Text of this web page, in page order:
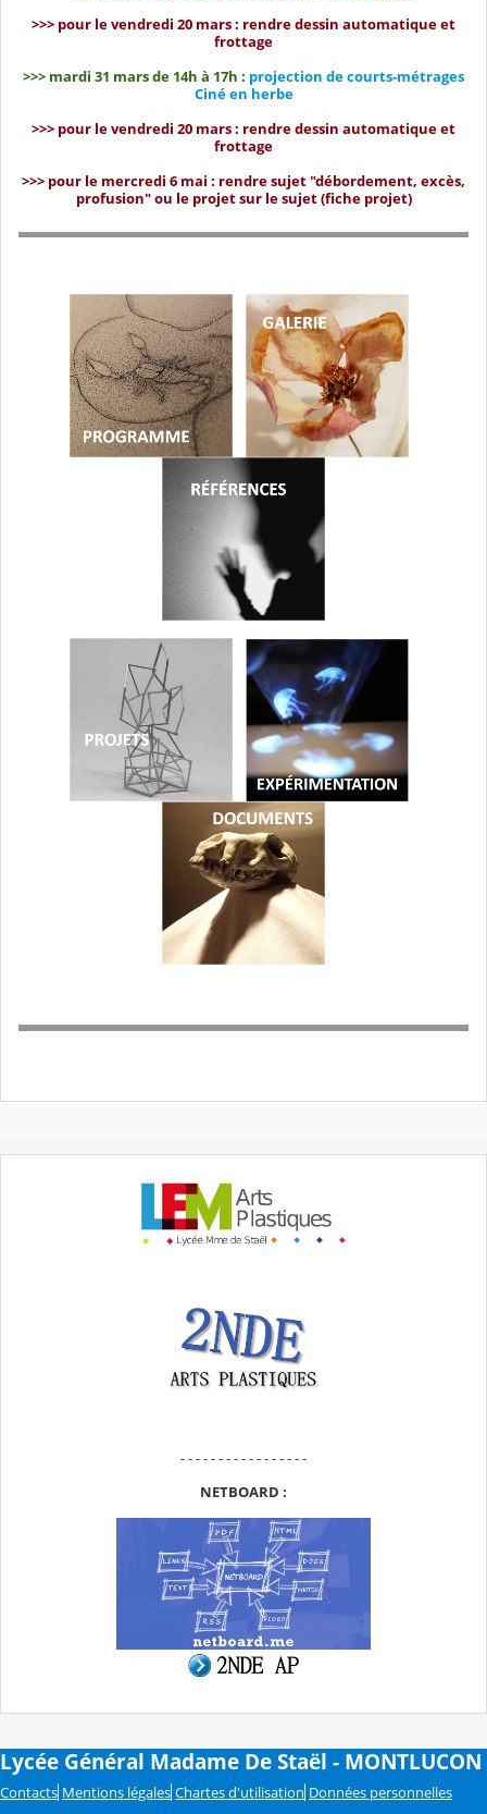
>>> pour le vendredi 20 mars : rendre dessin automatique et
frottage
>>> mardi 31 mars de 14h à 17h : projection de courts-métrages
Ciné en herbe
>>> pour le vendredi 20 mars : rendre dessin automatique et
frottage
>>> pour le mercredi 6 mai : rendre sujet "débordement, excès,
profusion" ou le projet sur le sujet (fiche projet)
- - - - - - - - - - - - - - - - -
NETBOARD :
Lycée Général Madame De Staël - MONTLUCON
Contacts Mentions légales Chartes d'utilisation Données personnelles